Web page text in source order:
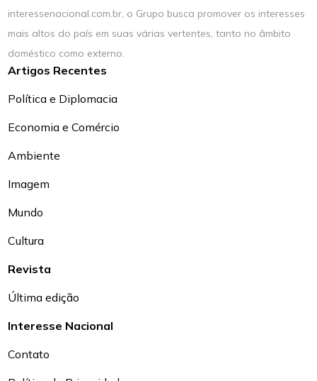
interessenacional.com.br, o Grupo busca promover os interesses
mais altos do país em suas várias vertentes, tanto no âmbito
doméstico como externo.
Artigos Recentes
Política e Diplomacia
Economia e Comércio
Ambiente
Imagem
Mundo
Cultura
Revista
Última edição
Interesse Nacional
Contato